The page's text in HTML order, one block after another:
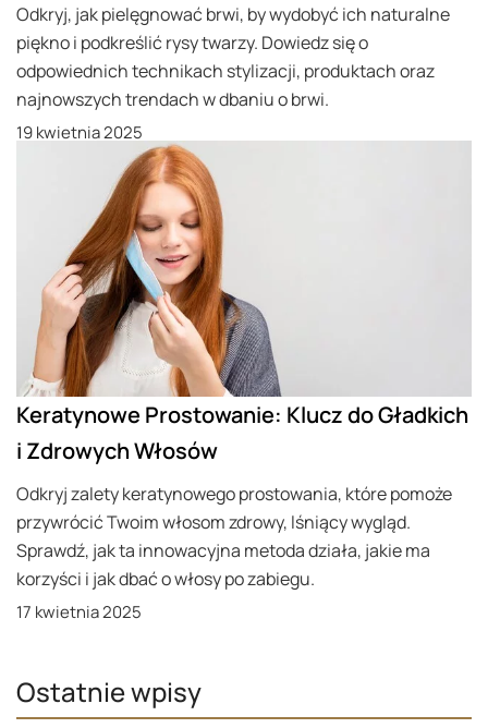
Odkryj, jak pielęgnować brwi, by wydobyć ich naturalne
piękno i podkreślić rysy twarzy. Dowiedz się o
odpowiednich technikach stylizacji, produktach oraz
najnowszych trendach w dbaniu o brwi.
19 kwietnia 2025
Keratynowe Prostowanie: Klucz do Gładkich
i Zdrowych Włosów
Odkryj zalety keratynowego prostowania, które pomoże
przywrócić Twoim włosom zdrowy, lśniący wygląd.
Sprawdź, jak ta innowacyjna metoda działa, jakie ma
korzyści i jak dbać o włosy po zabiegu.
17 kwietnia 2025
Ostatnie wpisy